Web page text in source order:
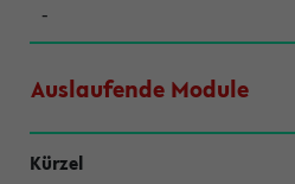
-
Auslaufende Module